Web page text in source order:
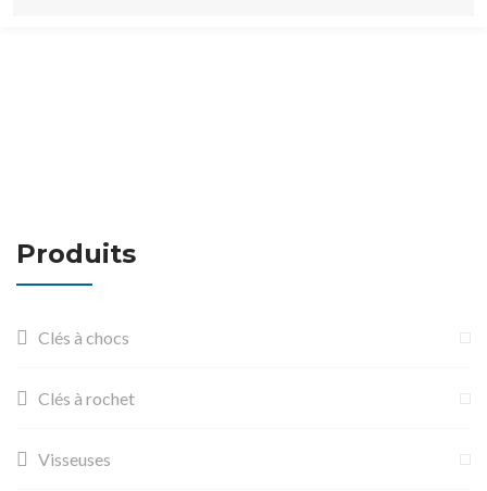
Produits
Clés à chocs
Clés à rochet
Visseuses